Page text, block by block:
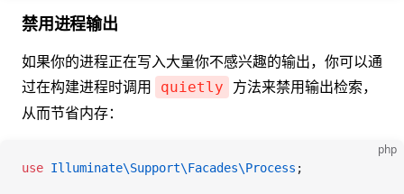
禁用进程输出
如果你的进程正在写入大量你不感兴趣的输出，你可以通
过在构建进程时调用
quietly
方法来禁用输出检索，
从而节省内存：
php
use Illuminate\Support\Facades\Process ;